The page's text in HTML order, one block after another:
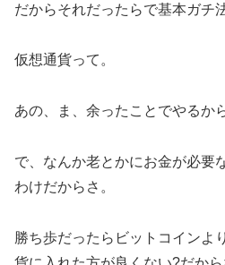
だからそれだったらで基本ガチ
仮想通貨って。
あの、ま、余ったことでやるから
で、なんか老とかにお金が必要
わけだからさ。
勝ち歩だったらビットコインよ